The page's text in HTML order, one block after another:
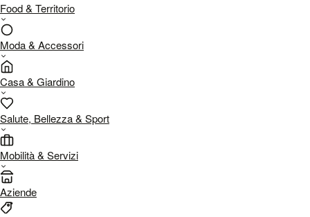
Food & Territorio
Moda & Accessori
Casa & Giardino
Salute, Bellezza & Sport
Mobilità & Servizi
Aziende